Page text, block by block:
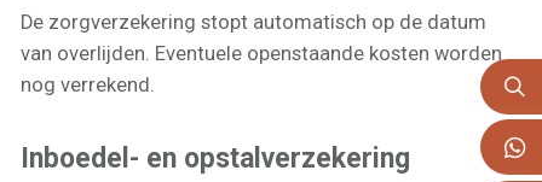
De zorgverzekering stopt automatisch op de datum
van overlijden. Eventuele openstaande kosten worden
nog verrekend.
Inboedel- en opstalverzekering